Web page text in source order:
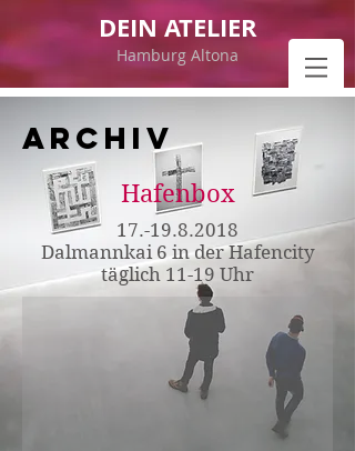
DEIN ATELIER
Hamburg Altona
ARCHIV
Hafenbox
17.-19.8.2018
Dalmannkai 6 in der Hafencity
täglich 11-19 Uhr